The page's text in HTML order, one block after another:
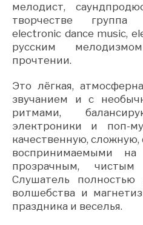
мелодист,
творчестве группа
electronic dance music,
русским
прочтении.
Это лёгкая,
звучанием и с
ритмами,
электроники и поп-
качественную, сложную,
воспринимаемыми
прозрачным, чистым
Слушатель полностью
волшебства и
праздника и веселья.